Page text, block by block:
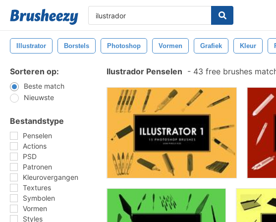
Illustrator Borstels Photoshop Vormen Grafiek Kleur
Sorteren op:
Beste match
Nieuwste
Bestandstype
Penselen
Actions
PSD
Patronen
Kleurovergangen
Textures
Symbolen
Vormen
Styles
Ilustrador Penselen - 43 free brushes